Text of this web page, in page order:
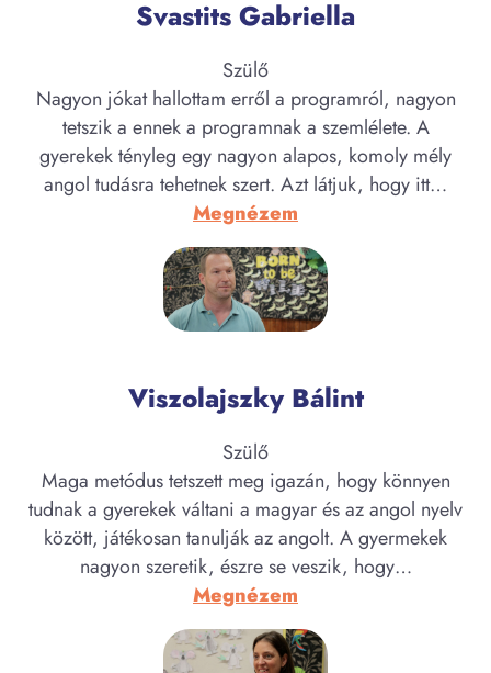
Svastits Gabriella
Szülő
Nagyon jókat hallottam erről a programról, nagyon
tetszik a ennek a programnak a szemlélete. A
gyerekek tényleg egy nagyon alapos, komoly mély
angol tudásra tehetnek szert. Azt látjuk, hogy itt…
Megnézem
Svastits
Gabriella
Viszolajszky Bálint
Szülő
Maga metódus tetszett meg igazán, hogy könnyen
tudnak a gyerekek váltani a magyar és az angol nyelv
között, játékosan tanulják az angolt. A gyermekek
nagyon szeretik, észre se veszik, hogy…
Megnézem
Viszolajszky
Bálint